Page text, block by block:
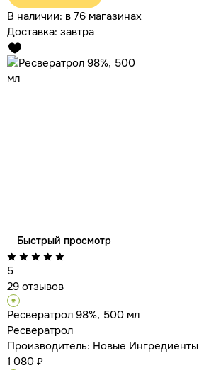
В наличии: в 76 магазинах
Доставка: завтра
Быстрый просмотр
5
29 отзывов
Ресвератрол 98%, 500 мл
Ресвератрол
Производитель: Новые Ингредиенты
1 080 ₽